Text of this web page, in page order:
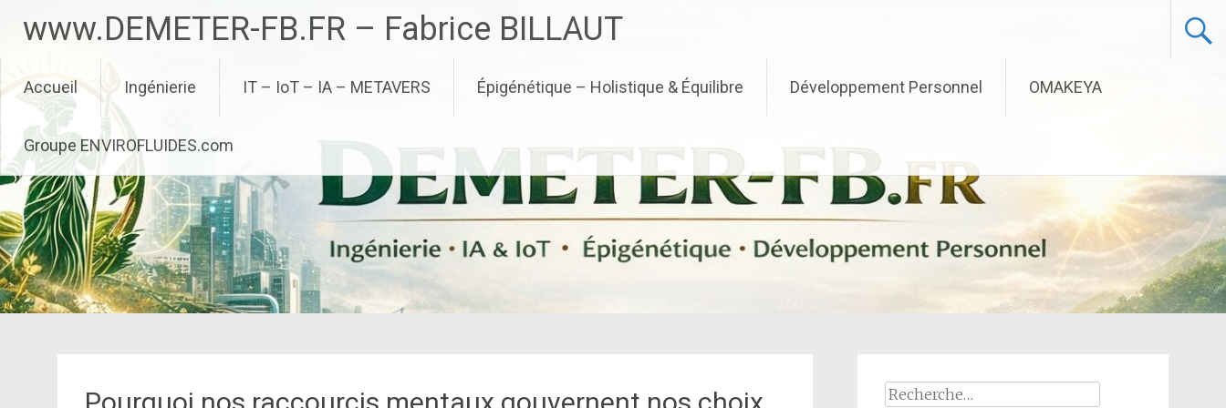
contenu
www.DEMETER-FB.FR – Fabrice BILLAUT
Accueil Ingénierie IT – IoT – IA – METAVERS Épigénétique – Holistique & Équilibre Développement Personnel OMAKEYA
Groupe ENVIROFLUIDES.com
Rechercher :